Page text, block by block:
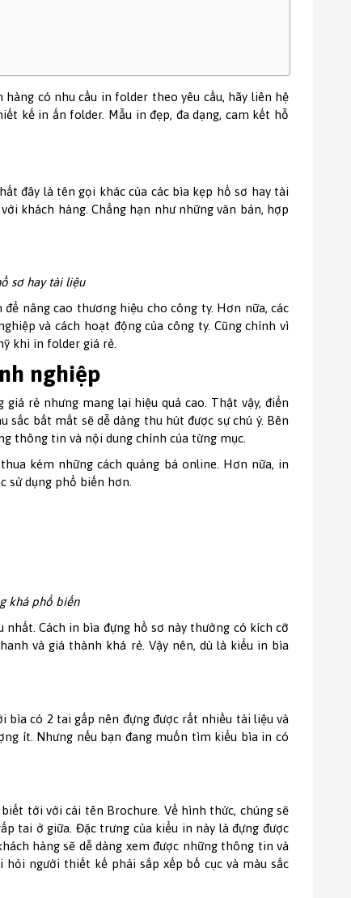
có nhu cầu in folder theo yêu cầu, hãy liên hệ
kế in ấn folder. Mẫu in đẹp, đa dạng, cam kết hỗ
đây là tên gọi khác của các bìa kẹp hồ sơ hay tài
khách hàng. Chẳng hạn như những văn bản, hợp
sơ hay tài liệu
nâng cao thương hiệu cho công ty. Hơn nữa, các
và cách hoạt động của công ty. Cũng chính vì
khi in folder giá rẻ.
nghiệp
rẻ nhưng mang lại hiệu quả cao. Thật vậy, điển
bắt mắt sẽ dễ dàng thu hút được sự chú ý. Bên
thông tin và nội dung chính của từng mục.
kém những cách quảng bá online. Hơn nữa, in
sử dụng phổ biến hơn.
khá phổ biến
Cách in bìa đựng hồ sơ này thường có kích cỡ
và giá thành khá rẻ. Vậy nên, dù là kiểu in bìa
bìa có 2 tai gấp nên đựng được rất nhiều tài liệu và
ít. Nhưng nếu bạn đang muốn tìm kiểu bìa in có
tới với cái tên Brochure. Về hình thức, chúng sẽ
tai ở giữa. Đặc trưng của kiểu in này là đựng được
hàng sẽ dễ dàng xem được những thông tin và
hỏi người thiết kế phải sắp xếp bố cục và màu sắc